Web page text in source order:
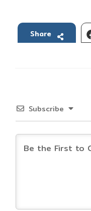
Share
Subscribe